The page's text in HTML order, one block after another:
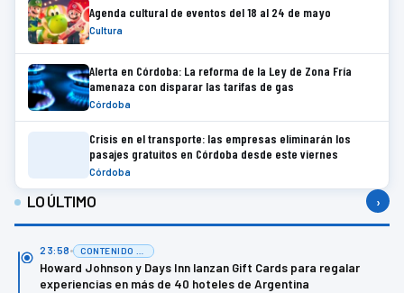
Agenda cultural de eventos del 18 al 24 de mayo
Cultura
Alerta en Córdoba: La reforma de la Ley de Zona Fría
amenaza con disparar las tarifas de gas
Córdoba
Crisis en el transporte: las empresas eliminarán los
pasajes gratuitos en Córdoba desde este viernes
Córdoba
LO ÚLTIMO ›
23:58
Howard Johnson y Days Inn lanzan Gift Cards para regalar
experiencias en más de 40 hoteles de Argentina